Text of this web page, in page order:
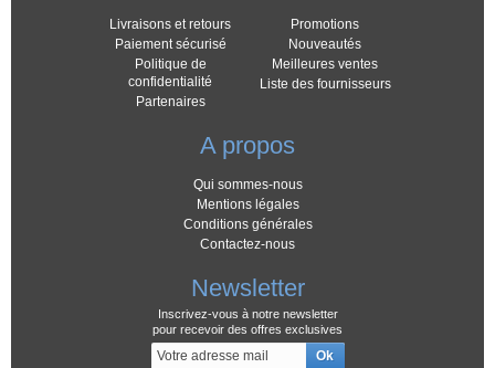
Livraisons et retours
Paiement sécurisé
Politique de
confidentialité
Partenaires
Promotions
Nouveautés
Meilleures ventes
Liste des fournisseurs
A propos
Qui sommes-nous
Mentions légales
Conditions générales
Contactez-nous
Newsletter
Inscrivez-vous à notre newsletter
pour recevoir des offres exclusives